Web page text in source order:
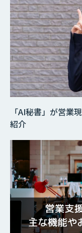
「AI秘書」が営業
紹介